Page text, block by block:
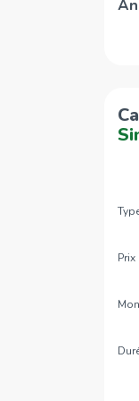
Le